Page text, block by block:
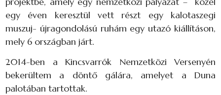
egy éven keresztül vett részt egy kalotaszegi
muszuj- újragondolású ruhám egy utazó kiállításon,
mely 6 országban járt.
2014-ben a Kincsvarrók Nemzetközi Versenyén
bekerültem a döntő gálára, amelyet a Duna
palotában tartottak.